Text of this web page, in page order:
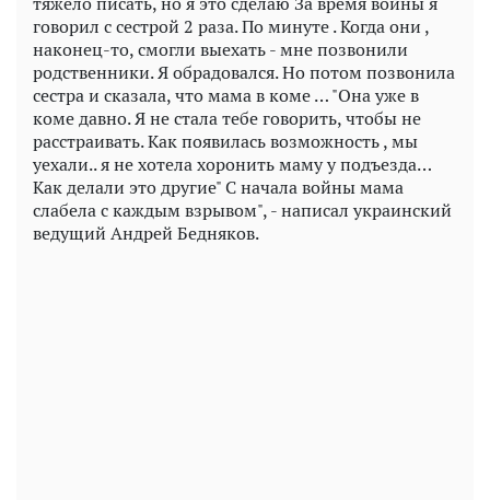
говорил с сестрой 2 раза. По минуте . Когда они ,
наконец-то, смогли выехать - мне позвонили
родственники. Я обрадовался. Но потом позвонила
сестра и сказала, что мама в коме … "Она уже в
коме давно. Я не стала тебе говорить, чтобы не
расстраивать. Как появилась возможность , мы
уехали.. я не хотела хоронить маму у подъезда…
Как делали это другие" С начала войны мама
слабела с каждым взрывом", - написал украинский
ведущий Андрей Бедняков.